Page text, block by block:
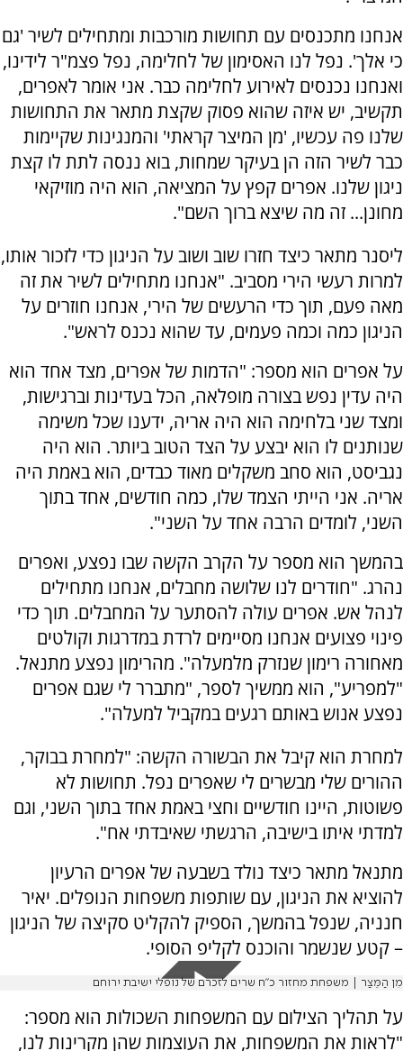
אנחנו מתכנסים עם תחושות מורכבות ומתחילים לשיר 'גם
כי אלך'. נפל לנו האסימון של לחלימה, נפל פצמ"ר לידינו,
ואנחנו נכנסים לאירוע לחלימה כבר. אני אומר לאפרים,
תקשיב, יש איזה שהוא פסוק שקצת מתאר את התחושות
שלנו פה עכשיו, 'מן המיצר קראתי' והמנגינות שקיימות
כבר לשיר הזה הן בעיקר שמחות, בוא ננסה לתת לו קצת
ניגון שלנו. אפרים קפץ על המציאה, הוא היה מוזיקאי
מחונן... זה מה שיצא ברוך השם".
ליסנר מתאר כיצד חזרו שוב ושוב על הניגון כדי לזכור אותו,
למרות רעשי הירי מסביב. "אנחנו מתחילים לשיר את זה
מאה פעם, תוך כדי הרעשים של הירי, אנחנו חוזרים על
הניגון כמה וכמה פעמים, עד שהוא נכנס לראש".
על אפרים הוא מספר: "הדמות של אפרים, מצד אחד הוא
היה עדין נפש בצורה מופלאה, הכל בעדינות וברגישות,
ומצד שני בלחימה הוא היה אריה, ידענו שכל משימה
שנותנים לו הוא יבצע על הצד הטוב ביותר. הוא היה
נגביסט, הוא סחב משקלים מאוד כבדים, הוא באמת היה
אריה. אני הייתי הצמד שלו, כמה חודשים, אחד בתוך
השני, לומדים הרבה אחד על השני".
בהמשך הוא מספר על הקרב הקשה שבו נפצע, ואפרים
נהרג. "חודרים לנו שלושה מחבלים, אנחנו מתחילים
לנהל אש. אפרים עולה להסתער על המחבלים. תוך כדי
פינוי פצועים אנחנו מסיימים לרדת במדרגות וקולטים
מאחורה רימון שנזרק מלמעלה". מהרימון נפצע מתנאל.
"למפריע", הוא ממשיך לספר, "מתברר לי שגם אפרים
נפצע אנוש באותם רגעים במקביל למעלה".
למחרת הוא קיבל את הבשורה הקשה: "למחרת בבוקר,
ההורים שלי מבשרים לי שאפרים נפל. תחושות לא
פשוטות, היינו חודשיים וחצי באמת אחד בתוך השני, וגם
למדתי איתו בישיבה, הרגשתי שאיבדתי אח".
מתנאל מתאר כיצד נולד בשבעה של אפרים הרעיון
להוציא את הניגון, עם שותפות משפחות הנופלים. יאיר
חנניה, שנפל בהמשך, הספיק להקליט סקיצה של הניגון
– קטע שנשמר והוכנס לקליפ הסופי.
מִן הַמֵּצַר | משפחת מחזור כ"ח שרים לזכרם של נופלי ישיבת ירוחם
על תהליך הצילום עם המשפחות השכולות הוא מספר:
"לראות את המשפחות, את העוצמות שהן מקרינות לנו,